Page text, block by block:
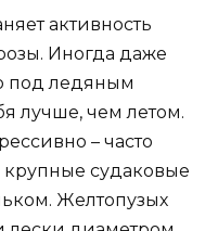
активность
Иногда даже
под ледяным
лучше, чем летом.
– часто
судаковые
Желтопузых